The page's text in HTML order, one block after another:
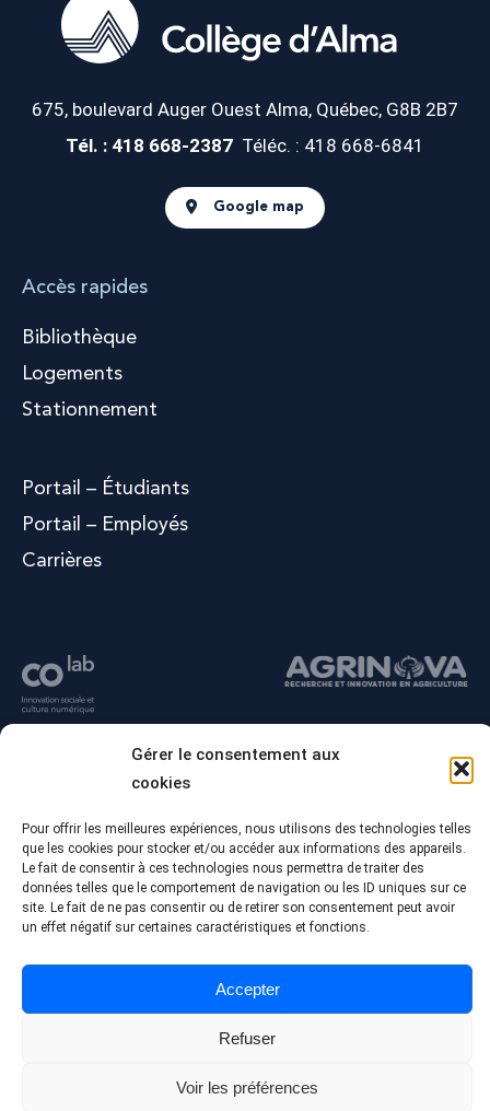
Gérer le consentement aux
cookies
Pour offrir les meilleures expériences, nous utilisons des technologies telles
que les cookies pour stocker et/ou accéder aux informations des appareils.
Le fait de consentir à ces technologies nous permettra de traiter des
données telles que le comportement de navigation ou les ID uniques sur ce
site. Le fait de ne pas consentir ou de retirer son consentement peut avoir
un effet négatif sur certaines caractéristiques et fonctions.
Accepter
Refuser
Voir les préférences
675, boulevard Auger Ouest Alma, Québec, G8B 2B7
Tél. : 418 668-2387 Téléc. : 418 668-6841
Google map
Accès rapides
Bibliothèque
Logements
Stationnement
Portail – Étudiants
Portail – Employés
Carrières
© Tous droits réservés - Collège Alma
Politique de confidentialité